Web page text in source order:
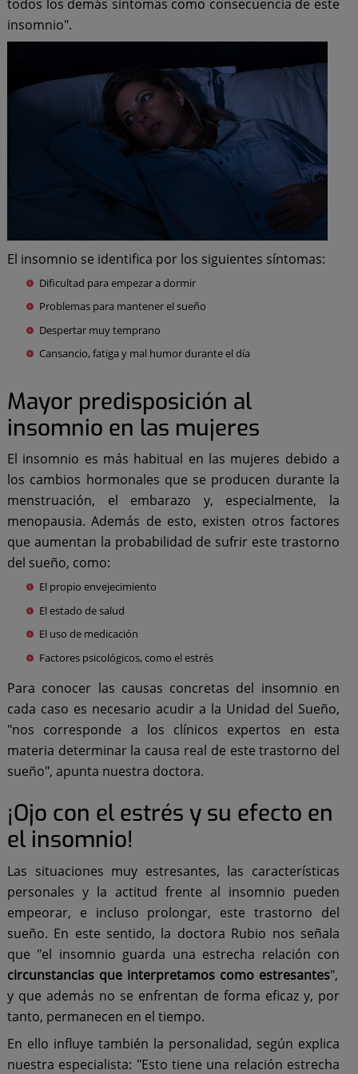
todos los demás síntomas como consecuencia de este
insomnio".
El insomnio se identifica por los siguientes síntomas:
Dificultad para empezar a dormir
Problemas para mantener el sueño
Despertar muy temprano
Cansancio, fatiga y mal humor durante el día
Mayor predisposición al
insomnio en las mujeres
El insomnio es más habitual en las mujeres debido a
los cambios hormonales que se producen durante la
menstruación, el embarazo y, especialmente, la
menopausia. Además de esto, existen otros factores
que aumentan la probabilidad de sufrir este trastorno
del sueño, como:
El propio envejecimiento
El estado de salud
El uso de medicación
Factores psicológicos, como el estrés
Para conocer las causas concretas del insomnio en
cada caso es necesario acudir a la Unidad del Sueño,
"nos corresponde a los clínicos expertos en esta
materia determinar la causa real de este trastorno del
sueño", apunta nuestra doctora.
¡Ojo con el estrés y su efecto en
el insomnio!
Las situaciones muy estresantes, las características
personales y la actitud frente al insomnio pueden
empeorar, e incluso prolongar, este trastorno del
sueño. En este sentido, la doctora Rubio nos señala
que "el insomnio guarda una estrecha relación con
circunstancias que interpretamos como estresantes",
y que además no se enfrentan de forma eficaz y, por
tanto, permanecen en el tiempo.
En ello influye también la personalidad, según explica
nuestra especialista: "Esto tiene una relación estrecha